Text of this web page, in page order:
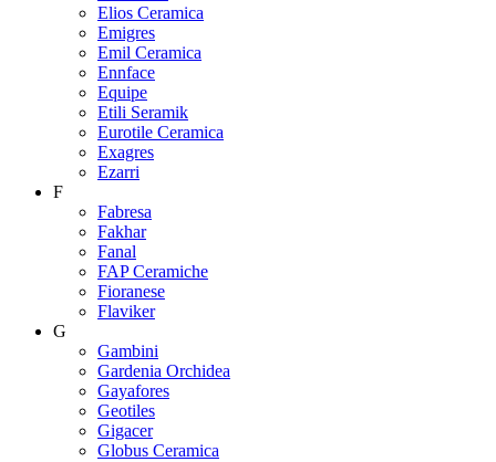
Elios Ceramica
Emigres
Emil Ceramica
Ennface
Equipe
Etili Seramik
Eurotile Ceramica
Exagres
Ezarri
F
Fabresa
Fakhar
Fanal
FAP Ceramiche
Fioranese
Flaviker
G
Gambini
Gardenia Orchidea
Gayafores
Geotiles
Gigacer
Globus Ceramica